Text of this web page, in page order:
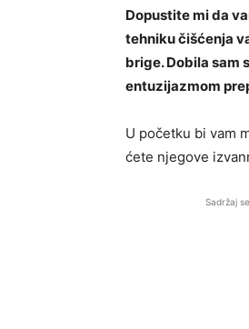
Dopustite mi da
tehniku ​​čišćenja
brige. Dobila sam
entuzijazmom
U početku bi vam
ćete njegove
Sadržaj